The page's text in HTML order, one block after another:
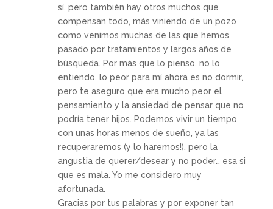
sí, pero también hay otros muchos que
compensan todo, más viniendo de un pozo
como venimos muchas de las que hemos
pasado por tratamientos y largos años de
búsqueda. Por más que lo pienso, no lo
entiendo, lo peor para mí ahora es no dormir,
pero te aseguro que era mucho peor el
pensamiento y la ansiedad de pensar que no
podría tener hijos. Podemos vivir un tiempo
con unas horas menos de sueño, ya las
recuperaremos (y lo haremos!), pero la
angustia de querer/desear y no poder… esa si
que es mala. Yo me considero muy
afortunada.
Gracias por tus palabras y por exponer tan